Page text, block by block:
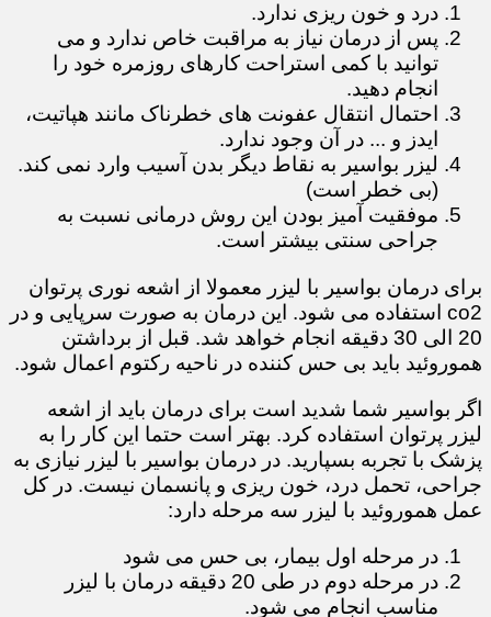
درد و خون ریزی ندارد.
پس از درمان نیاز به مراقبت خاص ندارد و می
توانید با کمی استراحت کارهای روزمره خود را
انجام دهید.
احتمال انتقال عفونت های خطرناک مانند هپاتیت،
ایدز و ... در آن وجود ندارد.
لیزر بواسیر به نقاط دیگر بدن آسیب وارد نمی کند.
(بی خطر است)
موفقیت آمیز بودن این روش درمانی نسبت به
جراحی سنتی بیشتر است.
برای درمان بواسیر با لیزر معمولا از اشعه نوری پرتوان
co2 استفاده می شود. این درمان به صورت سرپایی و در
20 الی 30 دقیقه انجام خواهد شد. قبل از برداشتن
هموروئید باید بی حس کننده در ناحیه رکتوم اعمال شود.
اگر بواسیر شما شدید است برای درمان باید از اشعه
لیزر پرتوان استفاده کرد. بهتر است حتما این کار را به
پزشک با تجربه بسپارید. در درمان بواسیر با لیزر نیازی به
جراحی، تحمل درد، خون ریزی و پانسمان نیست. در کل
عمل هموروئید با لیزر سه مرحله دارد:
در مرحله اول بیمار، بی حس می شود
در مرحله دوم در طی 20 دقیقه درمان با لیزر
مناسب انجام می شود.